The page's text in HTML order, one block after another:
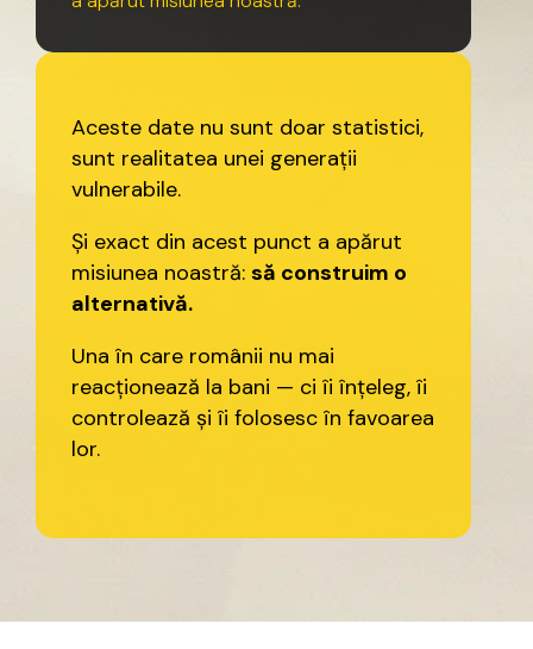
Aceste date nu sunt doar statistici,
sunt realitatea unei generații
vulnerabile.
Și exact din acest punct a apărut
misiunea noastră: să construim o
alternativă.
Una în care românii nu mai
reacționează la bani — ci îi înțeleg, îi
controlează și îi folosesc în favoarea
lor.